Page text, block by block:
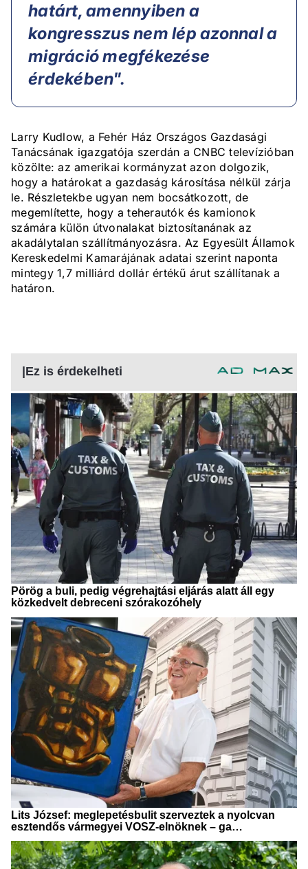
határt, amennyiben a
kongresszus nem lép azonnal a
migráció megfékezése
érdekében".
Larry Kudlow, a Fehér Ház Országos Gazdasági
Tanácsának igazgatója szerdán a CNBC televízióban
közölte: az amerikai kormányzat azon dolgozik,
hogy a határokat a gazdaság károsítása nélkül zárja
le. Részletekbe ugyan nem bocsátkozott, de
megemlítette, hogy a teherautók és kamionok
számára külön útvonalakat biztosítanának az
akadálytalan szállítmányozásra. Az Egyesült Államok
Kereskedelmi Kamarájának adatai szerint naponta
mintegy 1,7 milliárd dollár értékű árut szállítanak a
határon.